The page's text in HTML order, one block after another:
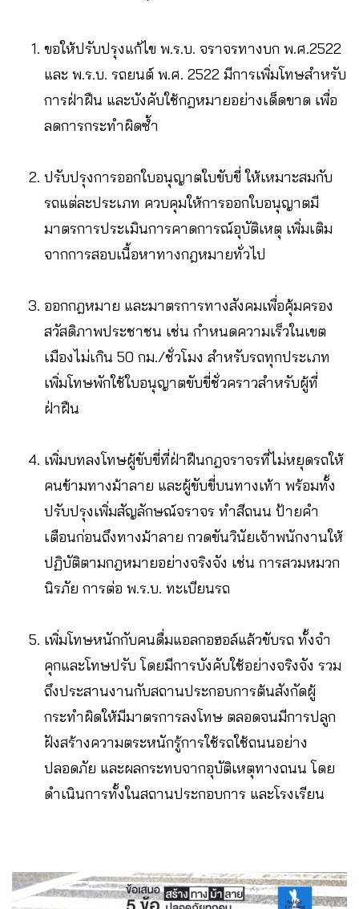
ขอให้ปรับปรุงแก้ไข พ.ร.บ. จราจรทางบก พ.ศ.2522
และ พ.ร.บ. รถยนต์ พ.ศ. 2522 มีการเพิ่มโทษสำหรับ
การฝ่าฝืน และบังคับใช้กฎหมายอย่างเด็ดขาด เพื่อ
ลดการกระทำผิดซ้ำ
ปรับปรุงการออกใบอนุญาตใบขับขี่ ให้เหมาะสมกับ
รถแต่ละประเภท ควบคุมให้การออกใบอนุญาตมี
มาตรการประเมินการคาดการณ์อุบัติเหตุ เพิ่มเติม
จากการสอบเนื้อหาทางกฎหมายทั่วไป
ออกกฎหมาย และมาตรการทางสังคมเพื่อคุ้มครอง
สวัสดิภาพประชาชน เช่น กำหนดความเร็วในเขต
เมืองไม่เกิน 50 กม./ชั่วโมง สำหรับรถทุกประเภท
เพิ่มโทษพักใช้ใบอนุญาตขับขี่ชั่วคราวสำหรับผู้ที่
ฝ่าฝืน
เพิ่มบทลงโทษผู้ขับขี่ที่ฝ่าฝืนกฎจราจรที่ไม่หยุดรถให้
คนข้ามทางม้าลาย และผู้ขับขี่บนทางเท้า พร้อมทั้ง
ปรับปรุงเพิ่มสัญลักษณ์จราจร ทำสีถนน ป้ายคำ
เตือนก่อนถึงทางม้าลาย กวดขันวินัยเจ้าพนักงานให้
ปฏิบัติตามกฎหมายอย่างจริงจัง เช่น การสวมหมวก
นิรภัย การต่อ พ.ร.บ. ทะเบียนรถ
เพิ่มโทษหนักกับคนดื่มแอลกอฮอล์แล้วขับรถ ทั้งจำ
คุกและโทษปรับ โดยมีการบังคับใช้อย่างจริงจัง รวม
ถึงประสานงานกับสถานประกอบการต้นสังกัดผู้
กระทำผิดให้มีมาตรการลงโทษ ตลอดจนมีการปลูก
ฝังสร้างความตระหนักรู้การใช้รถใช้ถนนอย่าง
ปลอดภัย และผลกระทบจากอุบัติเหตุทางถนน โดย
ดำเนินการทั้งในสถานประกอบการ และโรงเรียน